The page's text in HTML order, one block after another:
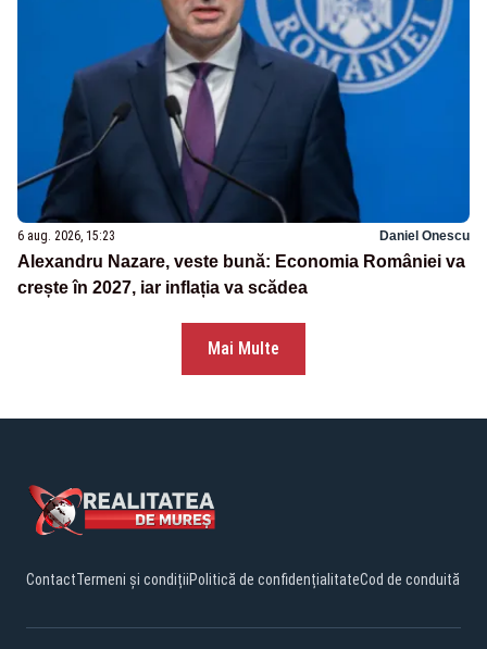
6 aug. 2026, 15:23 Daniel Onescu
Alexandru Nazare, veste bună: Economia României va
crește în 2027, iar inflația va scădea
Mai Multe
ContactTermeni și condițiiPolitică de confidențialitateCod de conduită